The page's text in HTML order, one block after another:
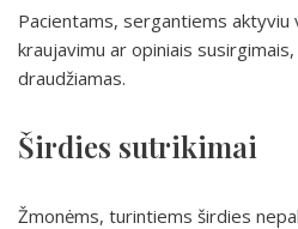
Pacientams, sergantiems aktyviu
kraujavimu ar opiniais
draudžiamas.
Širdies sutrikimai
Žmonėms, turintiems širdies